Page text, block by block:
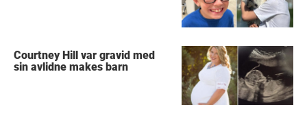
Courtney Hill var gravid med
sin avlidne makes barn